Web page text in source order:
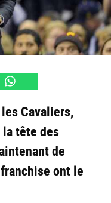
Cavaliers,
tête des
de
ont le